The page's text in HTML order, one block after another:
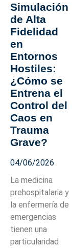
Simulación
de Alta
Fidelidad
en
Entornos
Hostiles:
¿Cómo se
Entrena el
Control del
Caos en
Trauma
Grave?
04/06/2026
La medicina
prehospitalaria y
la enfermería de
emergencias
tienen una
particularidad